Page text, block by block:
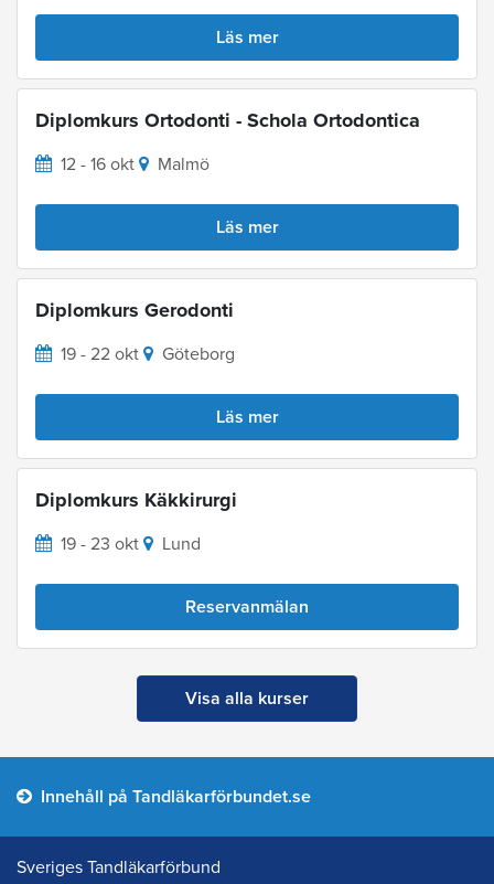
Läs mer
Diplomkurs Ortodonti - Schola Ortodontica
12 - 16 okt Malmö
Läs mer
Diplomkurs Gerodonti
19 - 22 okt Göteborg
Läs mer
Diplomkurs Käkkirurgi
19 - 23 okt Lund
Reservanmälan
Visa alla kurser
Innehåll på Tandläkarförbundet.se
Sveriges Tandläkarförbund